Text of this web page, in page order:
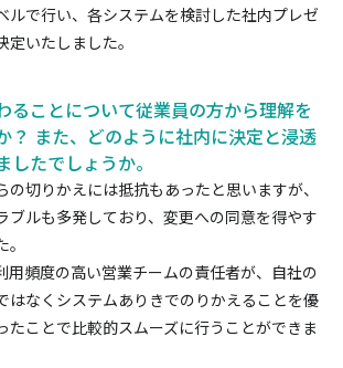
ルで行い、各システムを検討した社内プレゼ
いたしました。
ることについて従業員の方から理解を
？ また、どのように社内に決定と浸透
したでしょうか。
の切りかえには抵抗もあったと思いますが、
ブルも多発しており、変更への同意を得やす
用頻度の高い営業チームの責任者が、自社の
はなくシステムありきでのりかえることを優
たことで比較的スムーズに行うことができま